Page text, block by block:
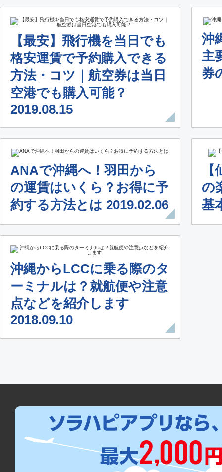
【最安】飛行機を当日でも
格安運賃で予約購入できる
方法・コツ｜航空券は当日
空港でも購入可能？
2019.08.15
沖
主
券
ANAで沖縄へ！羽田から
の運賃はいくら？お得に予
約する方法とは 2019.02.06
の
基
沖縄からLCCに乗る際のタ
ーミナルは？就航便や注意
点などを紹介します
2018.09.10